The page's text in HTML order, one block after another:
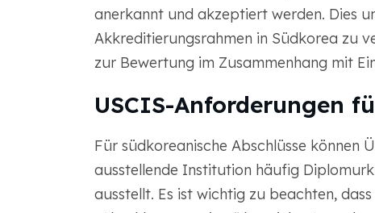
anerkannt und akzeptiert werden. Dies
Akkreditierungsrahmen in Südkorea zu
zur Bewertung im Zusammenhang mit
USCIS-Anforderungen
Für südkoreanische Abschlüsse können
ausstellende Institution häufig
ausstellt. Es ist wichtig zu beachten,